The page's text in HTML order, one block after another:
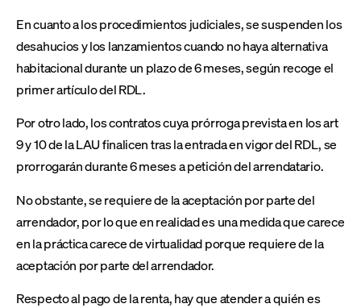
En cuanto a los procedimientos judiciales, se suspenden los
desahucios y los lanzamientos cuando no haya alternativa
habitacional durante un plazo de 6 meses, según recoge el
primer artículo del RDL.
Por otro lado, los contratos cuya prórroga prevista en los art
9 y 10 de la LAU finalicen tras la entrada en vigor del RDL, se
prorrogarán durante 6 meses a petición del arrendatario.
No obstante, se requiere de la aceptación por parte del
arrendador, por lo que en realidad es una medida que carece
en la práctica carece de virtualidad porque requiere de la
aceptación por parte del arrendador.
Respecto al pago de la renta, hay que atender a quién es